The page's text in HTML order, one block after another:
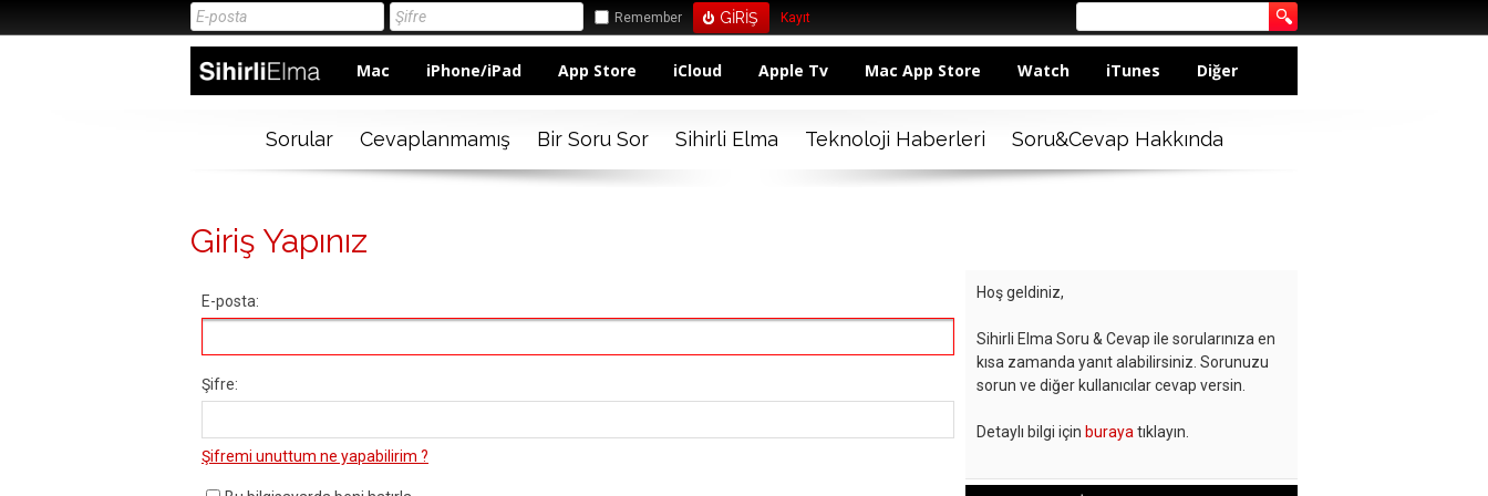
Remember Kayıt
Mac iPhone/iPad App Store iCloud Apple Tv Mac App Store Watch iTunes Diğer
Sorular Cevaplanmamış Bir Soru Sor Sihirli Elma Teknoloji Haberleri Soru&Cevap Hakkında
Giriş Yapınız
E-posta:
Şifre:
Şifremi unuttum ne yapabilirim ?
Hoş geldiniz,
Sihirli Elma Soru & Cevap ile sorularınıza en
kısa zamanda yanıt alabilirsiniz. Sorunuzu
sorun ve diğer kullanıcılar cevap versin.
Detaylı bilgi için buraya tıklayın.